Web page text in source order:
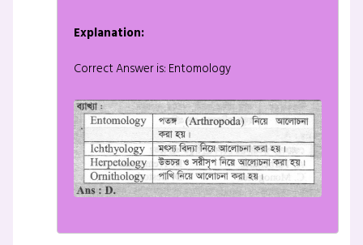
Explanation:
Correct Answer is: Entomology